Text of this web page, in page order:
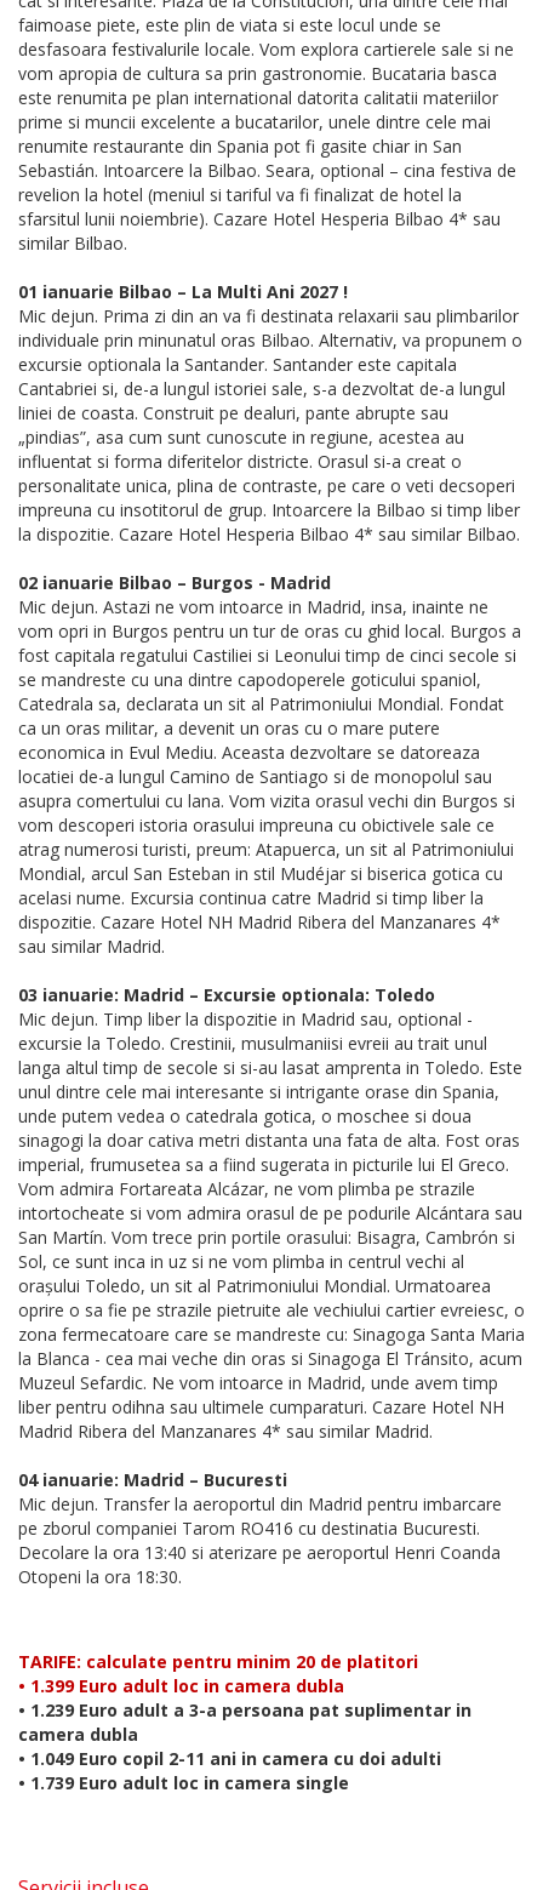
faimoase piete, este plin de viata si este locul unde se
desfasoara festivalurile locale. Vom explora cartierele sale si ne
vom apropia de cultura sa prin gastronomie. Bucataria basca
este renumita pe plan international datorita calitatii materiilor
prime si muncii excelente a bucatarilor, unele dintre cele mai
renumite restaurante din Spania pot fi gasite chiar in San
Sebastián. Intoarcere la Bilbao. Seara, optional – cina festiva de
revelion la hotel (meniul si tariful va fi finalizat de hotel la
sfarsitul lunii noiembrie). Cazare Hotel Hesperia Bilbao 4* sau
similar Bilbao.
01 ianuarie Bilbao – La Multi Ani 2027 !
Mic dejun. Prima zi din an va fi destinata relaxarii sau plimbarilor
individuale prin minunatul oras Bilbao. Alternativ, va propunem o
excursie optionala la Santander. Santander este capitala
Cantabriei si, de-a lungul istoriei sale, s-a dezvoltat de-a lungul
liniei de coasta. Construit pe dealuri, pante abrupte sau
„pindias”, asa cum sunt cunoscute in regiune, acestea au
influentat si forma diferitelor districte. Orasul si-a creat o
personalitate unica, plina de contraste, pe care o veti decsoperi
impreuna cu insotitorul de grup. Intoarcere la Bilbao si timp liber
la dispozitie. Cazare Hotel Hesperia Bilbao 4* sau similar Bilbao.
02 ianuarie Bilbao – Burgos - Madrid
Mic dejun. Astazi ne vom intoarce in Madrid, insa, inainte ne
vom opri in Burgos pentru un tur de oras cu ghid local. Burgos a
fost capitala regatului Castiliei si Leonului timp de cinci secole si
se mandreste cu una dintre capodoperele goticului spaniol,
Catedrala sa, declarata un sit al Patrimoniului Mondial. Fondat
ca un oras militar, a devenit un oras cu o mare putere
economica in Evul Mediu. Aceasta dezvoltare se datoreaza
locatiei de-a lungul Camino de Santiago si de monopolul sau
asupra comertului cu lana. Vom vizita orasul vechi din Burgos si
vom descoperi istoria orasului impreuna cu obictivele sale ce
atrag numerosi turisti, preum: Atapuerca, un sit al Patrimoniului
Mondial, arcul San Esteban in stil Mudéjar si biserica gotica cu
acelasi nume. Excursia continua catre Madrid si timp liber la
dispozitie. Cazare Hotel NH Madrid Ribera del Manzanares 4*
sau similar Madrid.
03 ianuarie: Madrid – Excursie optionala: Toledo
Mic dejun. Timp liber la dispozitie in Madrid sau, optional -
excursie la Toledo. Crestinii, musulmaniisi evreii au trait unul
langa altul timp de secole si si-au lasat amprenta in Toledo. Este
unul dintre cele mai interesante si intrigante orase din Spania,
unde putem vedea o catedrala gotica, o moschee si doua
sinagogi la doar cativa metri distanta una fata de alta. Fost oras
imperial, frumusetea sa a fiind sugerata in picturile lui El Greco.
Vom admira Fortareata Alcázar, ne vom plimba pe strazile
intortocheate si vom admira orasul de pe podurile Alcántara sau
San Martín. Vom trece prin portile orasului: Bisagra, Cambrón si
Sol, ce sunt inca in uz si ne vom plimba in centrul vechi al
orașului Toledo, un sit al Patrimoniului Mondial. Urmatoarea
oprire o sa fie pe strazile pietruite ale vechiului cartier evreiesc, o
zona fermecatoare care se mandreste cu: Sinagoga Santa Maria
la Blanca - cea mai veche din oras si Sinagoga El Tránsito, acum
Muzeul Sefardic. Ne vom intoarce in Madrid, unde avem timp
liber pentru odihna sau ultimele cumparaturi. Cazare Hotel NH
Madrid Ribera del Manzanares 4* sau similar Madrid.
04 ianuarie: Madrid – Bucuresti
Mic dejun. Transfer la aeroportul din Madrid pentru imbarcare
pe zborul companiei Tarom RO416 cu destinatia Bucuresti.
Decolare la ora 13:40 si aterizare pe aeroportul Henri Coanda
Otopeni la ora 18:30.
TARIFE: calculate pentru minim 20 de platitori
• 1.399 Euro adult loc in camera dubla
• 1.239 Euro adult a 3-a persoana pat suplimentar in
camera dubla
• 1.049 Euro copil 2-11 ani in camera cu doi adulti
• 1.739 Euro adult loc in camera single